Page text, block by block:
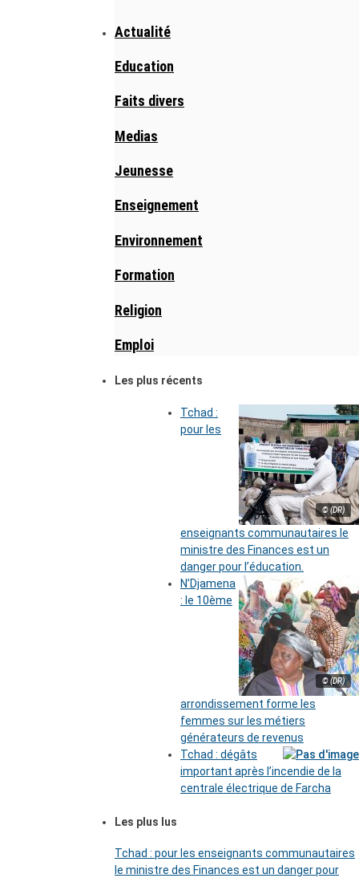
Actualité
Education
Faits divers
Medias
Jeunesse
Enseignement
Environnement
Formation
Religion
Emploi
Les plus récents
© (DR)
Tchad :
pour les
enseignants communautaires le
ministre des Finances est un
danger pour l’éducation.
© (DR)
N’Djamena
: le 10ème
arrondissement forme les
femmes sur les métiers
générateurs de revenus
Tchad : dégâts
important après l’incendie de la
centrale électrique de Farcha
Les plus lus
Tchad : pour les enseignants communautaires
le ministre des Finances est un danger pour